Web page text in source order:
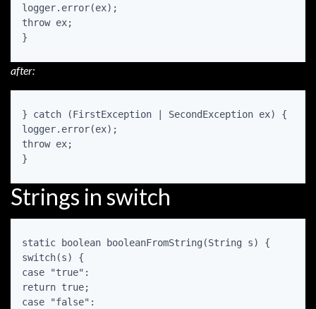
logger.error(ex);
throw ex;
}
after:
} catch (FirstException | SecondException ex) {
logger.error(ex);
throw ex;
}
Strings in switch
static boolean booleanFromString(String s) {
switch(s) {
case "true":
return true;
case "false":